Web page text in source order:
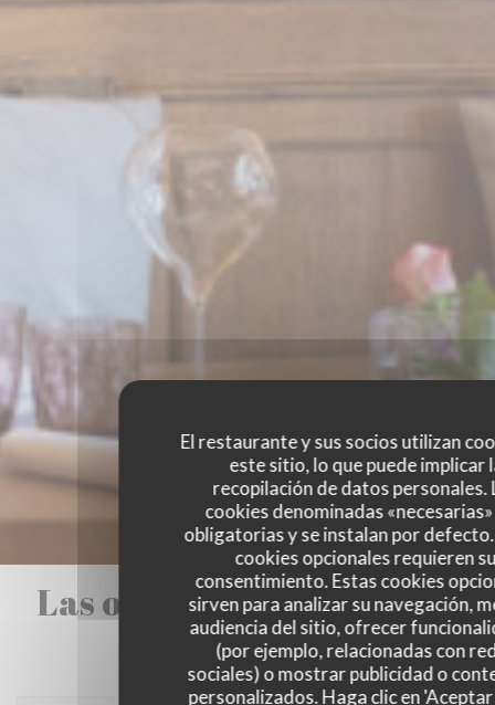
El restaurante y sus socios utilizan
este sitio, lo que puede implicar
recopilación de datos personales.
cookies denominadas
obligatorias y se instalan por
cookies opcionales requieren
consentimiento. Estas cookies
sirven para analizar su navegación,
audiencia del sitio, ofrecer
(por ejemplo, relacionadas con
sociales) o mostrar publicidad o
personalizados. Haga clic en
Las opiniones de nuestros
clientes